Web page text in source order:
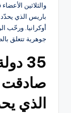
والثلاثين
باريس الذي
أوكرانيا. ورحّب
جوهرية تتعلق
35
صادقت
الذي